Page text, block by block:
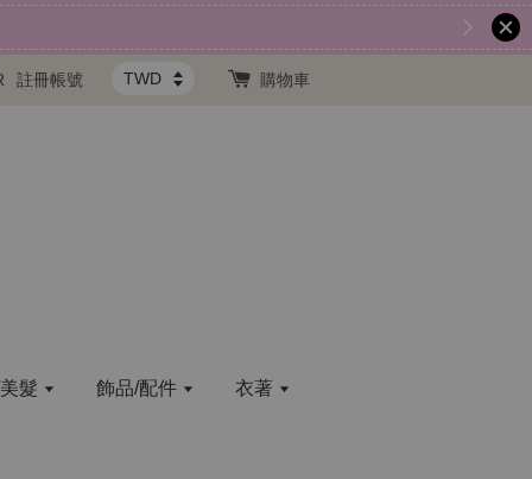
註冊帳號 購物車
髮 飾品/配件 衣著